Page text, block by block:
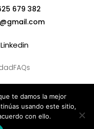
679 382
FAQs
te damos la mejor
usando este sitio,
con ello.